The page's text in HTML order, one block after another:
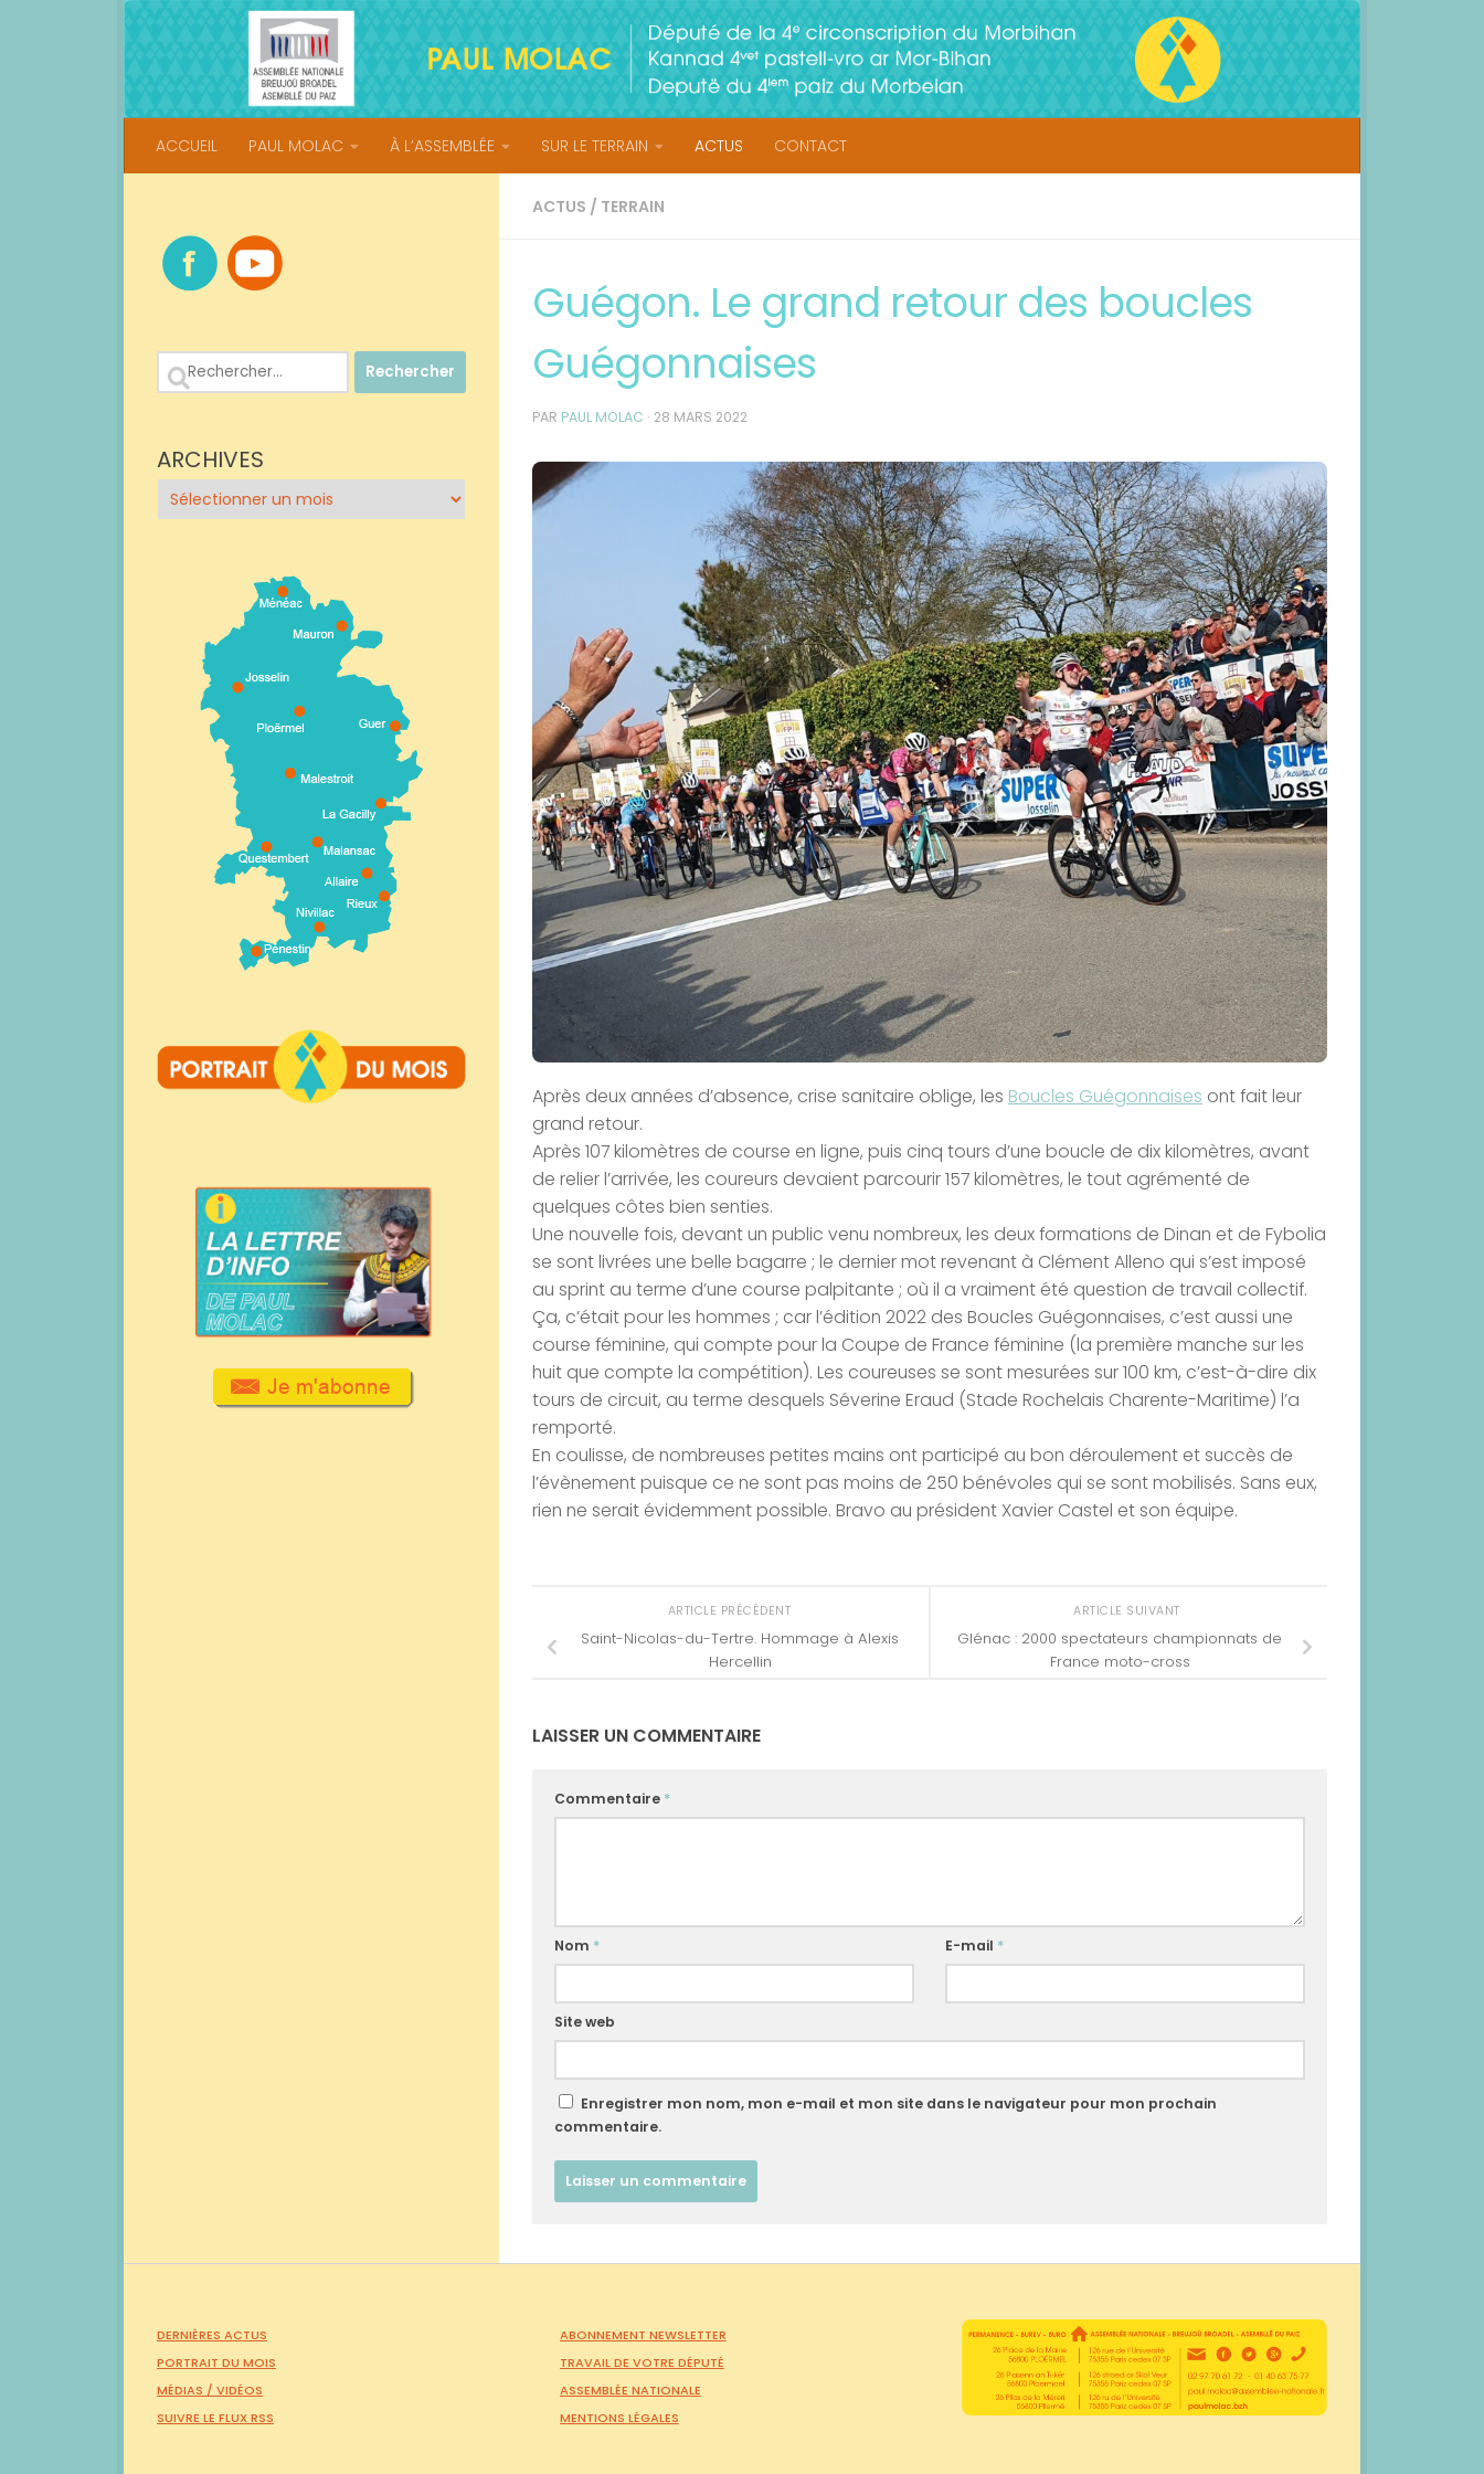
Skip to content
ACCUEIL PAUL MOLAC À L’ASSEMBLÉE SUR LE TERRAIN ACTUS CONTACT
ACTUS / TERRAIN
Guégon. Le grand retour des boucles
Guégonnaises
PAR PAUL MOLAC · 28 MARS 2022
Après deux années d’absence, crise sanitaire oblige, les Boucles Guégonnaises ont fait leur
grand retour.
Après 107 kilomètres de course en ligne, puis cinq tours d’une boucle de dix kilomètres, avant
de relier l’arrivée, les coureurs devaient parcourir 157 kilomètres, le tout agrémenté de
quelques côtes bien senties.
Une nouvelle fois, devant un public venu nombreux, les deux formations de Dinan et de Fybolia
se sont livrées une belle bagarre ; le dernier mot revenant à Clément Alleno qui s’est imposé
au sprint au terme d’une course palpitante ; où il a vraiment été question de travail collectif.
Ça, c’était pour les hommes ; car l’édition 2022 des Boucles Guégonnaises, c’est aussi une
course féminine, qui compte pour la Coupe de France féminine (la première manche sur les
huit que compte la compétition). Les coureuses se sont mesurées sur 100 km, c’est-à-dire dix
tours de circuit, au terme desquels Séverine Eraud (Stade Rochelais Charente-Maritime) l’a
remporté.
En coulisse, de nombreuses petites mains ont participé au bon déroulement et succès de
l’évènement puisque ce ne sont pas moins de 250 bénévoles qui se sont mobilisés. Sans eux,
rien ne serait évidemment possible. Bravo au président Xavier Castel et son équipe.
ARTICLE SUIVANT
Glénac : 2000 spectateurs championnats de
France moto-cross
ARTICLE PRÉCÉDENT
Saint-Nicolas-du-Tertre. Hommage à Alexis
Hercellin
LAISSER UN COMMENTAIRE
Commentaire *
Nom * E-mail *
Site web
Enregistrer mon nom, mon e-mail et mon site dans le navigateur pour mon prochain
commentaire.
Rechercher :
ARCHIVES
Archives
DERNIÈRES ACTUS
PORTRAIT DU MOIS
MÉDIAS / VIDÉOS
SUIVRE LE FLUX RSS
ABONNEMENT NEWSLETTER
TRAVAIL DE VOTRE DÉPUTÉ
ASSEMBLÉE NATIONALE
MENTIONS LÉGALES